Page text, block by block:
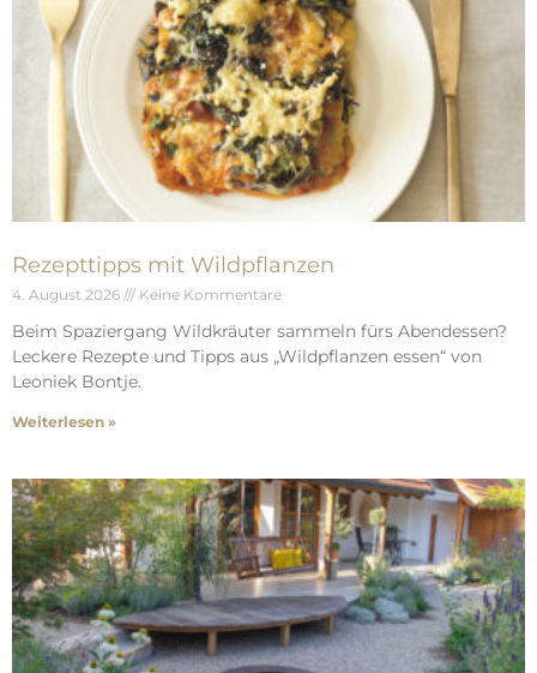
Rezepttipps mit Wildpflanzen
4. August 2026 Keine Kommentare
Beim Spaziergang Wildkräuter sammeln fürs Abendessen?
Leckere Rezepte und Tipps aus „Wildpflanzen essen“ von
Leoniek Bontje.
Weiterlesen »